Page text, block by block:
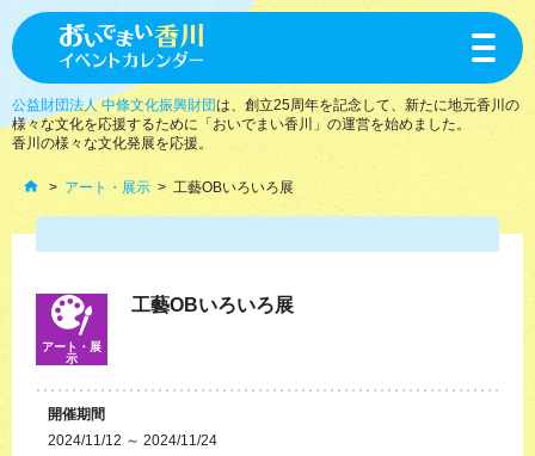
toggle
公益財団法人 中條文化振興財団は、創立25周年を記念して、新たに地元香川の
様々な文化を応援するために「おいでまい香川」の運営を始めました。
香川の様々な文化発展を応援。
アート・展示 工藝OBいろいろ展
アート・展
示
工藝OBいろいろ展
開催期間
2024/11/12 ～ 2024/11/24